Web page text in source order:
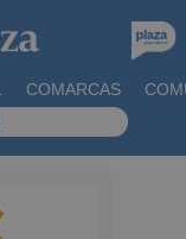
COMARCAS